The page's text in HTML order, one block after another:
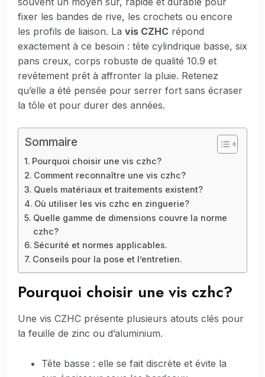
fixer les bandes de rive, les crochets ou encore
les profils de liaison. La vis CZHC répond
exactement à ce besoin : tête cylindrique basse, six
pans creux, corps robuste de qualité 10.9 et
revêtement prêt à affronter la pluie. Retenez
qu’elle a été pensée pour serrer fort sans écraser
la tôle et pour durer des années.
Sommaire
Pourquoi choisir une vis czhc?
Comment reconnaître une vis czhc?
Quels matériaux et traitements existent?
Où utiliser les vis czhc en zinguerie?
Quelle gamme de dimensions couvre la norme
czhc?
Sécurité et normes applicables.
Conseils pour la pose et l’entretien.
Pourquoi choisir une vis czhc?
Une vis CZHC présente plusieurs atouts clés pour
la feuille de zinc ou d’aluminium.
Tête basse : elle se fait discrète et évite la